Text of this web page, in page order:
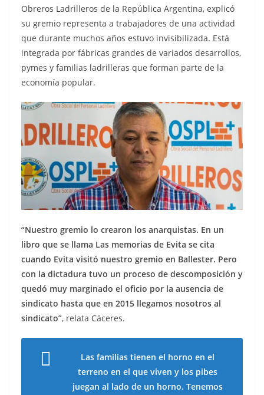
Obreros Ladrilleros de la República Argentina, explicó
su gremio representa a trabajadores de una actividad
que durante muchos años estuvo invisibilizada. Está
integrada por fábricas grandes de variados desarrollos,
pymes y familias ladrilleras que forman parte de la
economía popular.
“Nuestro gremio lo crearon los anarquistas. En un
libro que se llama Las memorias de Evita se cita
cuando Evita visitó nuestro gremio en Ballester. Pero
con la dictadura tuvo un proceso de descomposición y
quedó muy marginado el oficio por la ausencia de
sindicato hasta que en 2015 llegamos nosotros al
sindicato”, relata Cáceres.
Las familias tienen el horno en el
terreno en el que viven y los pibes
juegan al lado de un horno. Tenemos